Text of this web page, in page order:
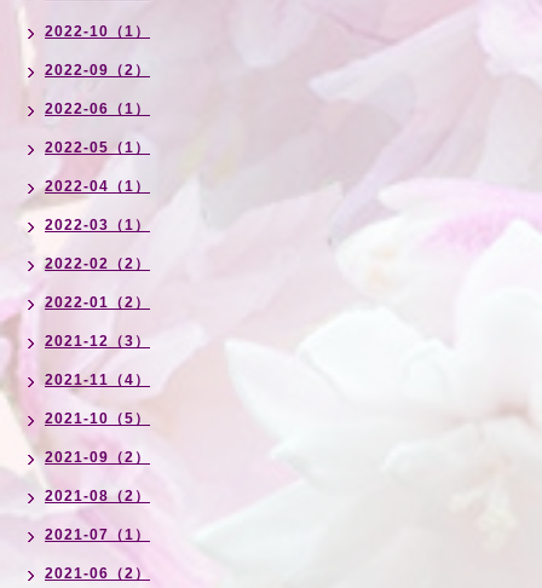
2022-10（1）
2022-09（2）
2022-06（1）
2022-05（1）
2022-04（1）
2022-03（1）
2022-02（2）
2022-01（2）
2021-12（3）
2021-11（4）
2021-10（5）
2021-09（2）
2021-08（2）
2021-07（1）
2021-06（2）